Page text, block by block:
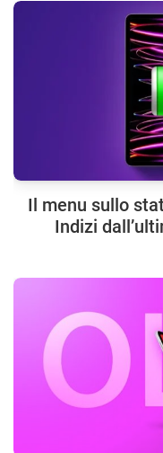
Il menu sullo
Indizi